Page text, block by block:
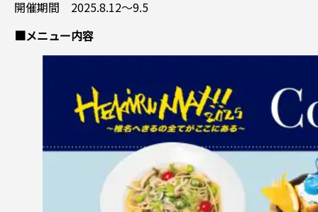
開催期間 2025.8.12～9.5
■メニュー内容